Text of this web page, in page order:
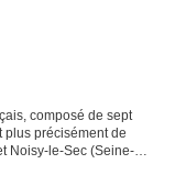
composé de sept
précisément de
Noisy-le-Sec (Seine-